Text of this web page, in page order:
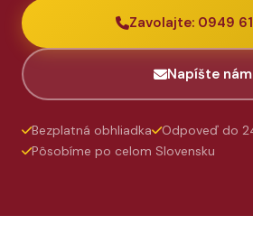
Zavolajte: 0949
Napíšte nám
Bezplatná obhliadka
Odpoveď do
Pôsobíme po celom Slovensku